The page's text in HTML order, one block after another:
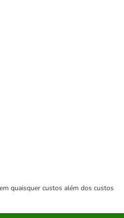
quaisquer custos além dos custos